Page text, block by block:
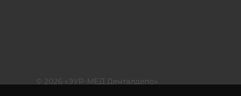
© 2026 «ЭУР-МЕД Денталдепо»